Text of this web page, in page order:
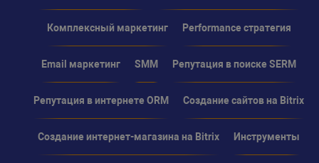
Комплексный маркетинг Performance стратегия
Email маркетинг SMM Репутация в поиске SERM
Репутация в интернете ORM Создание сайтов на Bitrix
Создание интернет-магазина на Bitrix Инструменты